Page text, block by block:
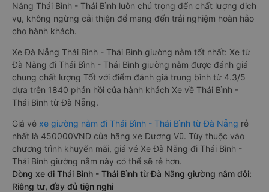
Nẵng Thái Bình - Thái Bình luôn chú trọng đến chất lượng dịch
vụ, không ngừng cải thiện để mang đến trải nghiệm hoàn hảo
cho hành khách.
Xe Đà Nẵng Thái Bình - Thái Bình giường nằm tốt nhất: Xe từ
Đà Nẵng đi Thái Bình - Thái Bình giường nằm được đánh giá
chung chất lượng Tốt với điểm đánh giá trung bình từ 4.3/5
dựa trên 1840 phản hồi của hành khách Xe về Thái Bình -
Thái Bình từ Đà Nẵng.
Giá vé xe giường nằm đi Thái Bình - Thái Bình từ Đà Nẵng rẻ
nhất là 450000VND của hãng xe Dương Vũ. Tùy thuộc vào
chương trình khuyến mãi, giá vé Xe Đà Nẵng đi Thái Bình -
Thái Bình giường nằm này có thể sẽ rẻ hơn.
Dòng xe đi Thái Bình - Thái Bình từ Đà Nẵng giường nằm đôi:
Riêng tư, đầy đủ tiện nghi